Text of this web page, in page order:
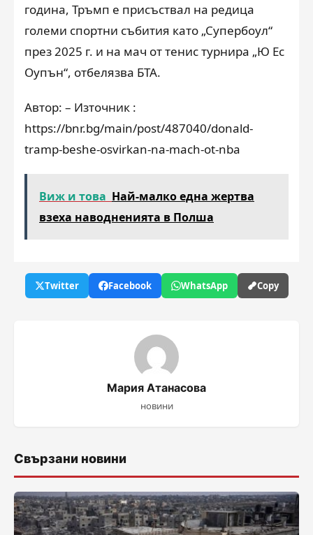
година, Тръмп е присъствал на редица
големи спортни събития като „Супербоул“
през 2025 г. и на мач от тенис турнира „Ю Ес
Оупън“, отбелязва БТА.
Автор: – Източник :
https://bnr.bg/main/post/487040/donald-
tramp-beshe-osvirkan-na-mach-ot-nba
Виж и това Най-малко една жертва
взеха наводненията в Полша
Twitter Facebook WhatsApp Copy
Мария Атанасова
новини
Свързани новини